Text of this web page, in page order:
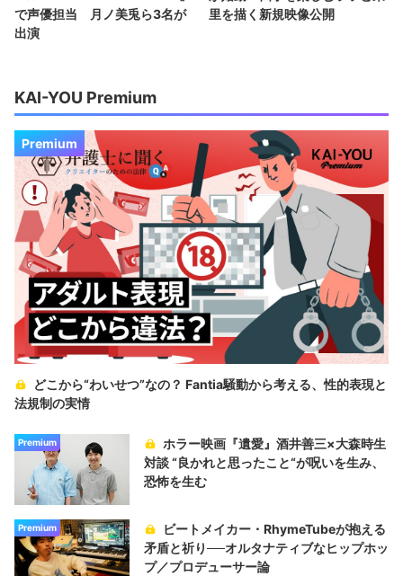
で声優担当 月ノ美兎ら3名が
出演
里を描く新規映像公開
KAI-YOU Premium
Premium
どこから“わいせつ”なの？ Fantia騒動から考える、性的表現と
法規制の実情
Premium
ホラー映画『遺愛』酒井善三×大森時生
対談 “良かれと思ったこと“が呪いを生み、
恐怖を生む
Premium
ビートメイカー・RhymeTubeが抱える
矛盾と祈り──オルタナティブなヒップホッ
プ／プロデューサー論